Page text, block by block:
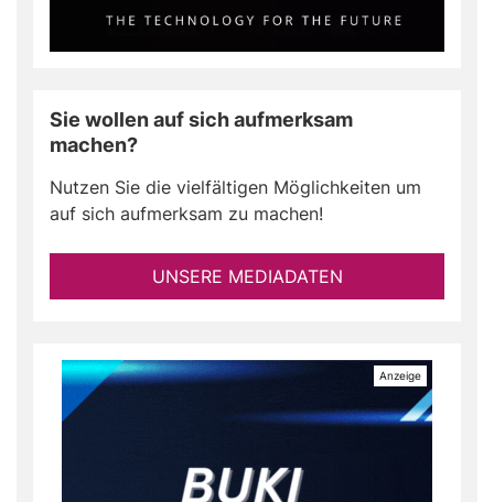
Sie wollen auf sich aufmerksam
machen?
Nutzen Sie die vielfältigen Möglichkeiten um
auf sich aufmerksam zu machen!
UNSERE MEDIADATEN